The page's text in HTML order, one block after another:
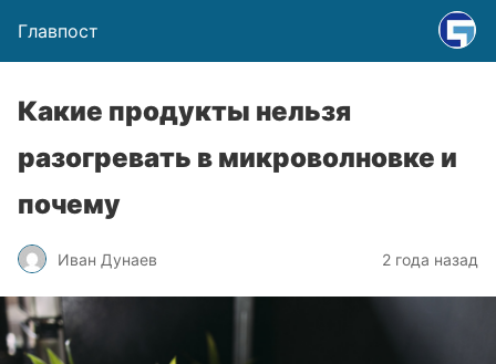
Главпост
Какие продукты нельзя
разогревать в микроволновке и
почему
Иван Дунаев 2 года назад